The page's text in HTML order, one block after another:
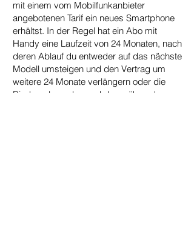
mit einem vom Mobilfunkanbieter
angebotenen Tarif ein neues Smartphone
erhältst. In der Regel hat ein Abo mit
Handy eine Laufzeit von 24 Monaten, nach
deren Ablauf du entweder auf das nächste
Modell umsteigen und den Vertrag um
weitere 24 Monate verlängern oder die
Bindung beenden und das während